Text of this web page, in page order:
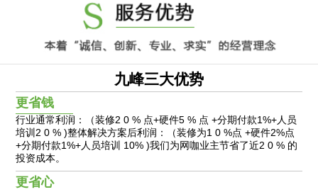
九峰三大优势
更省钱
行业通常利润：（装修2 0 % 点+硬件5 % 点 +分期付款1%+人员
培训2 0 % )整体解决方案后利润：（装修为1 0 %点 +硬件2%点
+分期付款1%+人员培训 10% )我们为网咖业主节省了近2 0 % 的
投资成本。
更省心